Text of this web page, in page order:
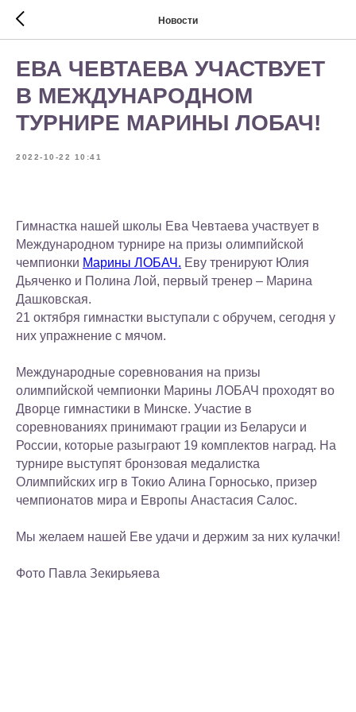
Новости
ЕВА ЧЕВТАЕВА УЧАСТВУЕТ
В МЕЖДУНАРОДНОМ
ТУРНИРЕ МАРИНЫ ЛОБАЧ!
2022-10-22 10:41
Гимнастка нашей школы Ева Чевтаева участвует в
Международном турнире на призы олимпийской
чемпионки Марины ЛОБАЧ. Еву тренируют Юлия
Дьяченко и Полина Лой, первый тренер – Марина
Дашковская.
21 октября гимнастки выступали с обручем, сегодня у
них упражнение с мячом.
Международные соревнования на призы
олимпийской чемпионки Марины ЛОБАЧ проходят во
Дворце гимнастики в Минске. Участие в
соревнованиях принимают грации из Беларуси и
России, которые разыграют 19 комплектов наград. На
турнире выступят бронзовая медалистка
Олимпийских игр в Токио Алина Горносько, призер
чемпионатов мира и Европы Анастасия Салос.
Мы желаем нашей Еве удачи и держим за них кулачки!
Фото Павла Зекирьяева